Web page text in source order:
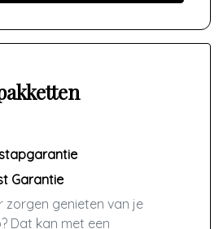
Garantie
zorgen genieten van je
Dat kan met een